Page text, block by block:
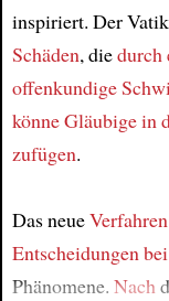
inspiriert. Der
Schäden, diedurch
offenkundige
könneGläubigein
zufügen.
Das neueVerfahren
Entscheidungen
Phänomene. Nach